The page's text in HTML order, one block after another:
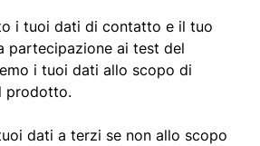
i tuoi dati di contatto e il tuo
partecipazione ai test del
i tuoi dati allo scopo di
prodotto.
dati a terzi se non allo scopo